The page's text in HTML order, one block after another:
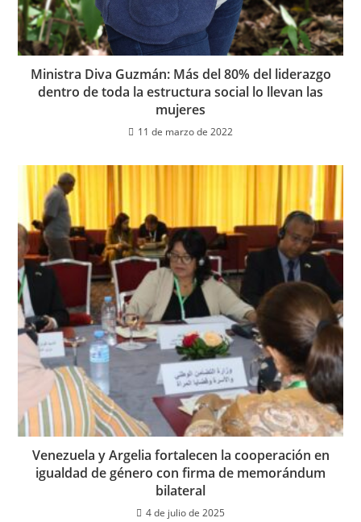
Ministra Diva Guzmán: Más del 80% del liderazgo
dentro de toda la estructura social lo llevan las
mujeres
11 de marzo de 2022
Venezuela y Argelia fortalecen la cooperación en
igualdad de género con firma de memorándum
bilateral
4 de julio de 2025